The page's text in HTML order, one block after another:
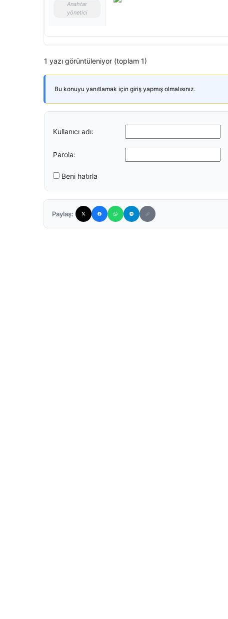
Anahtar
yönetici
1 yazı görüntüleniyor (toplam 1)
Bu konuyu yanıtlamak için giriş yapmış olmalısınız.
Kullanıcı adı:
Parola:
Beni hatırla
Paylaş: